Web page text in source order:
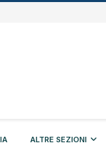
ALTRE SEZIONI